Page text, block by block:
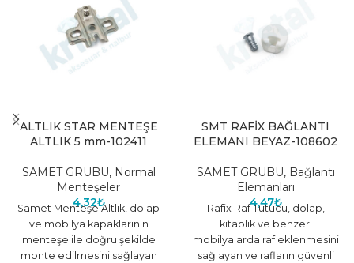
ALTLIK STAR MENTEŞE
ALTLIK 5 mm-102411
SAMET GRUBU, Normal
Menteşeler
4,32₺
Samet Menteşe Altlık, dolap
ve mobilya kapaklarının
menteşe ile doğru şekilde
monte edilmesini sağlayan
SMT RAFİX BAĞLANTI
ELEMANI BEYAZ-108602
SAMET GRUBU, Bağlantı
Elemanları
4,47₺
Rafix Raf Tutucu, dolap,
kitaplık ve benzeri
mobilyalarda raf eklenmesini
sağlayan ve rafların güvenli